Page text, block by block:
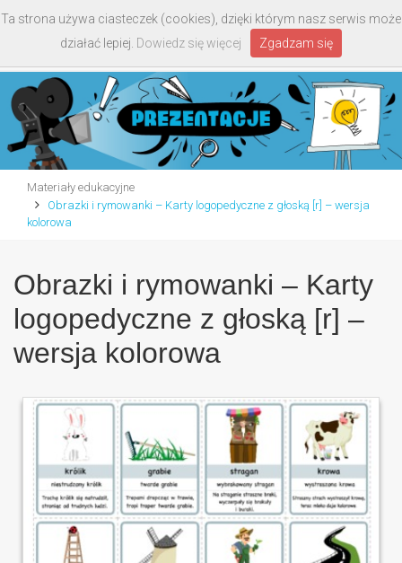
Materiały edukacyjne
Obrazki i rymowanki – Karty logopedyczne z głoską [r] – wersja
kolorowa
Obrazki i rymowanki – Karty
logopedyczne z głoską [r] –
wersja kolorowa
Ta strona używa ciasteczek (cookies), dzięki którym nasz serwis może
działać lepiej. Dowiedz się więcej Zgadzam się